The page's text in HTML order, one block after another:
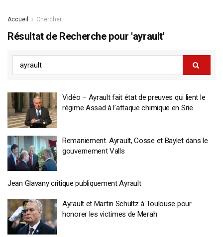
Accueil Chercher
Résultat de Recherche pour 'ayrault'
Vidéo – Ayrault fait état de preuves qui lient le
régime Assad à l’attaque chimique en Srie
Remaniement. Ayrault, Cosse et Baylet dans le
gouvernement Valls
Jean Glavany critique publiquement Ayrault
Ayrault et Martin Schultz à Toulouse pour
honorer les victimes de Merah